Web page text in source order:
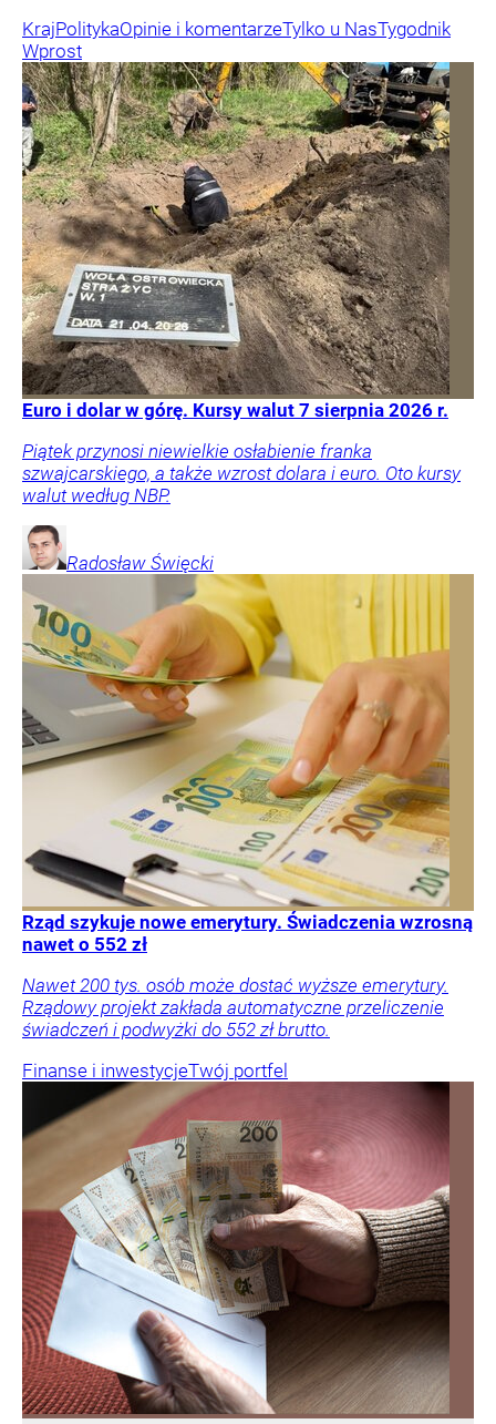
KrajPolitykaOpinie i komentarzeTylko u NasTygodnik
Wprost
Euro i dolar w górę. Kursy walut 7 sierpnia 2026 r.
Piątek przynosi niewielkie osłabienie franka
szwajcarskiego, a także wzrost dolara i euro. Oto kursy
walut według NBP.
Radosław Święcki
Rząd szykuje nowe emerytury. Świadczenia wzrosną
nawet o 552 zł
Nawet 200 tys. osób może dostać wyższe emerytury.
Rządowy projekt zakłada automatyczne przeliczenie
świadczeń i podwyżki do 552 zł brutto.
Finanse i inwestycjeTwój portfel